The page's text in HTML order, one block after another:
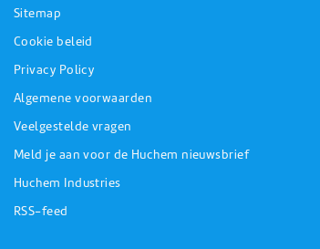
Sitemap
Cookie beleid
Privacy Policy
Algemene voorwaarden
Veelgestelde vragen
Meld je aan voor de Huchem nieuwsbrief
Huchem Industries
RSS-feed